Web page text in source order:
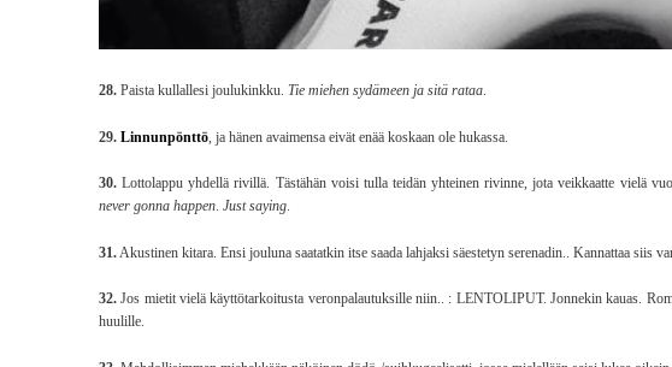
28. Paista kullallesi joulukinkku. Tie miehen sydämeen ja sitä rataa.
29. Linnunpönttö , ja hänen avaimensa eivät enää koskaan ole hukassa.
30. Lottolappu yhdellä rivillä. Tästähän voisi tulla teidän yhteinen rivinne, jota veikkaatte vielä
never gonna happen. Just saying.
31. Akustinen kitara. Ensi jouluna saatatkin itse saada lahjaksi säestetyn serenadin.. Kannattaa siis
32. Jos mietit vielä käyttötarkoitusta veronpalautuksille niin.. : LENTOLIPUT. Jonnekin kauas.
huulille.